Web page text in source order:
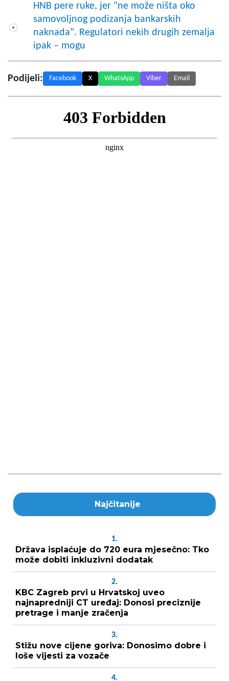
HNB pere ruke, jer "ne može ništa oko
samovoljnog podizanja bankarskih
naknada". Regulatori nekih drugih zemalja
ipak – mogu
Podijeli: Facebook X WhatsApp Viber Email
Najčitanije
1.
Država isplaćuje do 720 eura mjesečno: Tko
može dobiti inkluzivni dodatak
2.
KBC Zagreb prvi u Hrvatskoj uveo
najnapredniji CT uređaj: Donosi preciznije
pretrage i manje zračenja
3.
Stižu nove cijene goriva: Donosimo dobre i
loše vijesti za vozače
4.